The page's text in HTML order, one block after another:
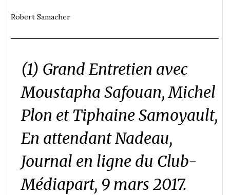
Robert Samacher
(1) Grand Entretien avec
Moustapha Safouan, Michel
Plon et Tiphaine Samoyault,
En attendant Nadeau,
Journal en ligne du Club-
Médiapart, 9 mars 2017.